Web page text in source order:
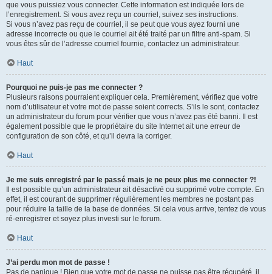
que vous puissiez vous connecter. Cette information est indiquée lors de
l’enregistrement. Si vous avez reçu un courriel, suivez ses instructions.
Si vous n’avez pas reçu de courriel, il se peut que vous ayez fourni une
adresse incorrecte ou que le courriel ait été traité par un filtre anti-spam. Si
vous êtes sûr de l’adresse courriel fournie, contactez un administrateur.
Haut
Pourquoi ne puis-je pas me connecter ?
Plusieurs raisons pourraient expliquer cela. Premièrement, vérifiez que votre
nom d’utilisateur et votre mot de passe soient corrects. S’ils le sont, contactez
un administrateur du forum pour vérifier que vous n’avez pas été banni. Il est
également possible que le propriétaire du site Internet ait une erreur de
configuration de son côté, et qu’il devra la corriger.
Haut
Je me suis enregistré par le passé mais je ne peux plus me connecter ?!
Il est possible qu’un administrateur ait désactivé ou supprimé votre compte. En
effet, il est courant de supprimer régulièrement les membres ne postant pas
pour réduire la taille de la base de données. Si cela vous arrive, tentez de vous
ré-enregistrer et soyez plus investi sur le forum.
Haut
J’ai perdu mon mot de passe !
Pas de panique ! Bien que votre mot de passe ne puisse pas être récupéré, il